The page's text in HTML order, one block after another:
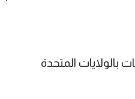
بالولايات المتحدة